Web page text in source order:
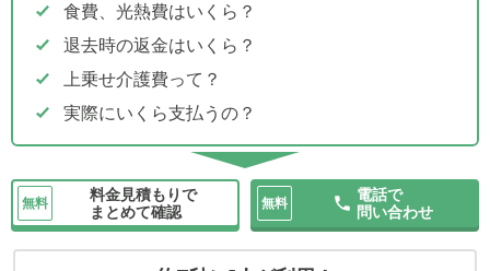
食費、光熱費はいくら？
退去時の返金はいくら？
上乗せ介護費って？
実際にいくら支払うの？
無料
料金見積もりで
まとめて確認
無料
電話で
問い合わせ